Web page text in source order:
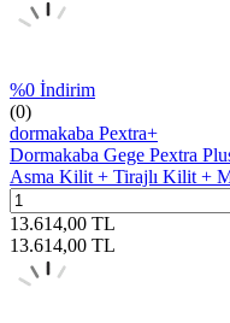
%0 İndirim
(0)
dormakaba Pextra+
Dormakaba Gege Pextra
Asma Kilit + Tirajlı Kilit +
13.614,00 TL
13.614,00 TL